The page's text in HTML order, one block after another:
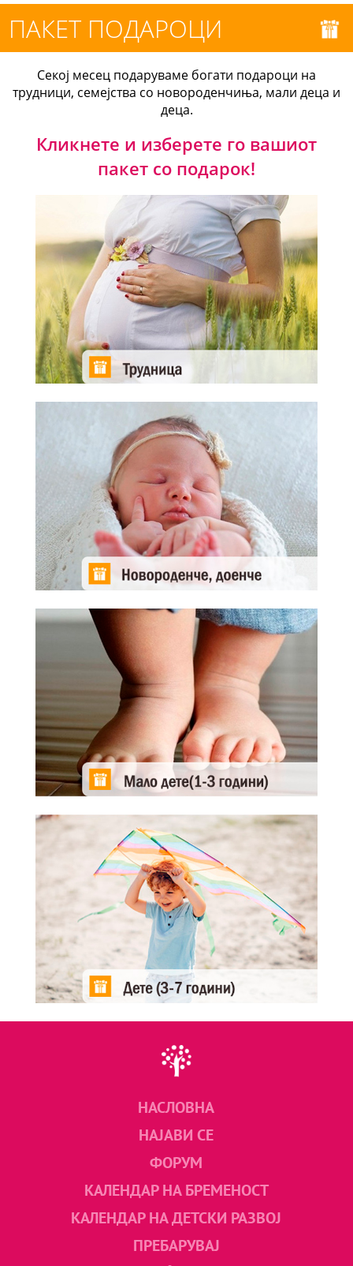
ПАКЕТ ПОДАРОЦИ
Секој месец подаруваме богати подароци на
трудници, семејства со новороденчиња, мали деца и
деца.
Кликнете и изберете го вашиот
пакет со подарок!
НАСЛОВНА
НАЈАВИ СЕ
ФОРУМ
КАЛЕНДАР НА БРЕМЕНОСТ
КАЛЕНДАР НА ДЕТСКИ РАЗВОЈ
ПРЕБАРУВАЈ